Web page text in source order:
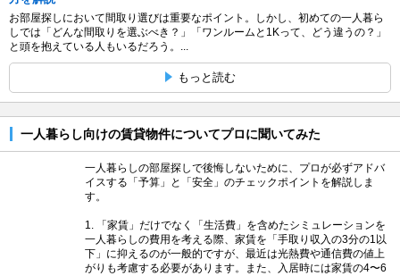
お部屋探しにおいて間取り選びは重要なポイント。しかし、初めての一人暮ら
しでは「どんな間取りを選ぶべき？」「ワンルームと1Kって、どう違うの？」
と頭を抱えている人もいるだろう。...
もっと読む
一人暮らし向けの賃貸物件についてプロに聞いてみた
一人暮らしの部屋探しで後悔しないために、プロが必ずアドバ
イスする「予算」と「安全」のチェックポイントを解説しま
す。
1. 「家賃」だけでなく「生活費」を含めたシミュレーションを
一人暮らしの費用を考える際、家賃を「手取り収入の3分の1以
下」に抑えるのが一般的ですが、最近は光熱費や通信費の値上
がりも考慮する必要があります。また、入居時には家賃の4〜6